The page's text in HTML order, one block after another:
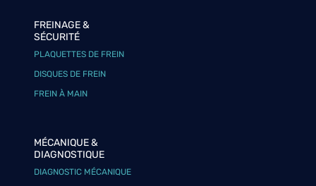
FREINAGE &
SÉCURITÉ
PLAQUETTES DE FREIN
DISQUES DE FREIN
FREIN À MAIN
MÉCANIQUE &
DIAGNOSTIQUE
DIAGNOSTIC MÉCANIQUE